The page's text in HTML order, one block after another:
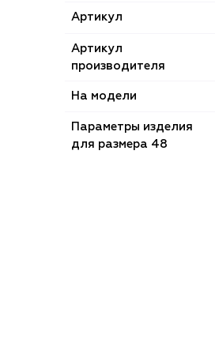
Артикул
Артикул
производителя
На модели
Параметры изделия
для размера 48